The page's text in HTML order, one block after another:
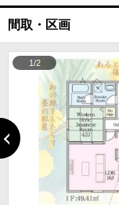
間取・区画
1/2